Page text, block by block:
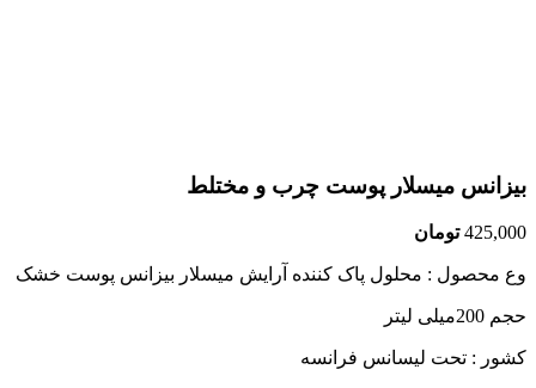
بیزانس میسلار پوست چرب و مختلط
425,000 تومان
وع محصول : محلول پاک کننده آرایش میسلار بیزانس پوست خشک
حجم 200میلی لیتر
کشور : تحت لیسانس فرانسه